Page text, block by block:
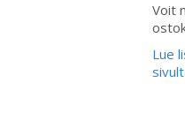
Voit
Lue